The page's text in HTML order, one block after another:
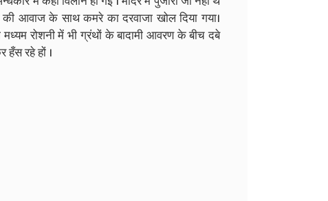
आवाज के साथ कमरे का दरवाजा खोल दिया गया।
रोशनी में भी ग्रंथों के बादामी आवरण के बीच दबे
रहे हों ।